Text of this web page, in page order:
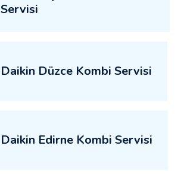
Servisi
Daikin Düzce Kombi Servisi
Daikin Edirne Kombi Servisi